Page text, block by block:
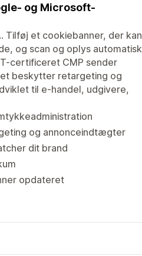
og Microsoft-
Tilføj et cookiebanner, der kan
og scan og oplys automatisk
certificeret CMP sender
beskytter retargeting og
til e-handel, udgivere,
og annonceindtægter
dit brand
opdateret